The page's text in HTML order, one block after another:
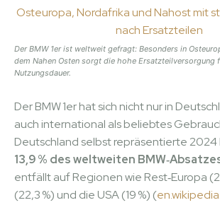
Der BMW 1er ist weltweit gefragt: Besonders in
dem Nahen Osten sorgt die hohe Ersatzteilversorgung
Nutzungsdauer.
Der BMW 1er hat sich nicht nur in
auch international als beliebtes
Deutschland selbst repräsentierte 2024
13,9 % des weltweiten
entfällt auf Regionen wie Rest‑Europa
(22,3 %) und die USA (19 %) (